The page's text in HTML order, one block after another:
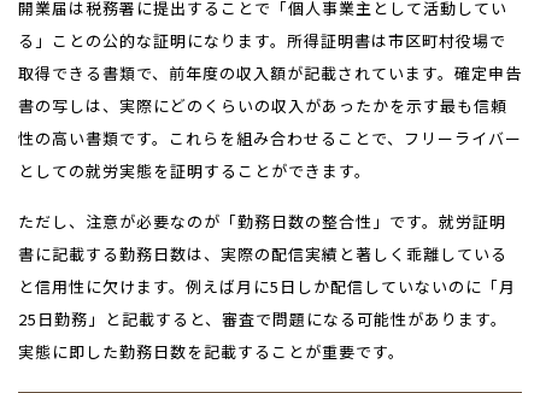
開業届は税務署に提出することで「個人事業主として活動してい
る」ことの公的な証明になります。所得証明書は市区町村役場で
取得できる書類で、前年度の収入額が記載されています。確定申告
書の写しは、実際にどのくらいの収入があったかを示す最も信頼
性の高い書類です。これらを組み合わせることで、フリーライバー
としての就労実態を証明することができます。
ただし、注意が必要なのが「勤務日数の整合性」です。就労証明
書に記載する勤務日数は、実際の配信実績と著しく乖離している
と信用性に欠けます。例えば月に5 日しか配信していないのに「月
25 日勤務」と記載すると、審査で問題になる可能性があります。
実態に即した勤務日数を記載することが重要です。